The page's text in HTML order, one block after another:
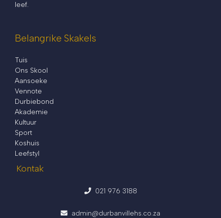
leef.
Belangrike Skakels
Tuis
Ons Skool
Aansoeke
Vennote
Durbiebond
Akademie
Kultuur
Sport
Koshuis
Leefstyl
Kontak
021 976 3188
admin@durbanvillehs.co.za